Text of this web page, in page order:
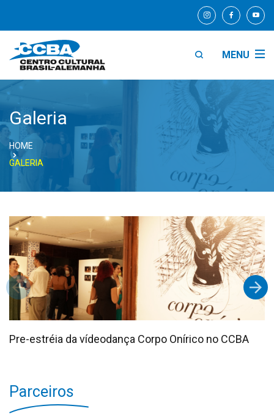
MENU
Galeria
HOME
GALERIA
Pre-estréia da vídeodança Corpo Onírico no CCBA
Parceiros